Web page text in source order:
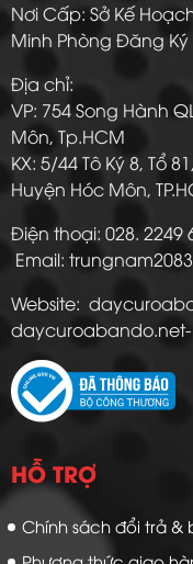
Nơi Cấp: Sở Kế
Minh Phòng Đăng Ký
Địa chỉ:
VP: 754 Song Hành
Môn, Tp.HCM
KX: 5/44 Tô Ký 8, Tổ
Huyện Hóc Môn,
Điện thoại: 028.
Email:
Website:
HỖ TRỢ
Chính sách đổi trả &